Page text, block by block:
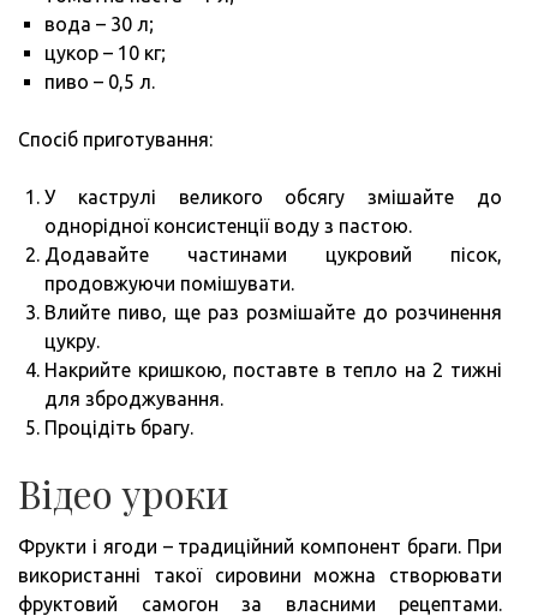
вода – 30 л;
цукор – 10 кг;
пиво – 0,5 л.
Спосіб приготування:
У каструлі великого обсягу змішайте до
однорідної консистенції воду з пастою.
Додавайте частинами цукровий пісок,
продовжуючи помішувати.
Влийте пиво, ще раз розмішайте до розчинення
цукру.
Накрийте кришкою, поставте в тепло на 2 тижні
для зброджування.
Процідіть брагу.
Відео уроки
Фрукти і ягоди – традиційний компонент браги. При
використанні такої сировини можна створювати
фруктовий самогон за власними рецептами.